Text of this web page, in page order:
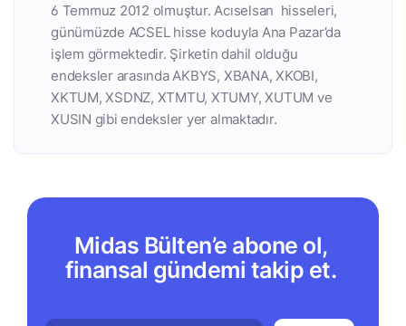
6 Temmuz 2012 olmuştur. Acıselsan hisseleri,
günümüzde ACSEL hisse koduyla Ana Pazar’da
işlem görmektedir. Şirketin dahil olduğu
endeksler arasında AKBYS, XBANA, XKOBI,
XKTUM, XSDNZ, XTMTU, XTUMY, XUTUM ve
XUSIN gibi endeksler yer almaktadır.
Midas Bülten’e abone ol,
finansal gündemi takip et.